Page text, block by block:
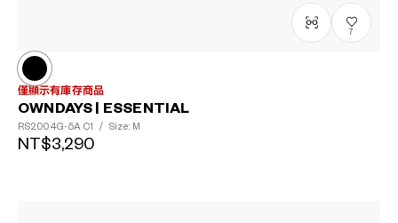
7
僅顯示有庫存商品
OWNDAYS | ESSENTIAL
RS2004G-5A C1 / Size: M
NT$3,290